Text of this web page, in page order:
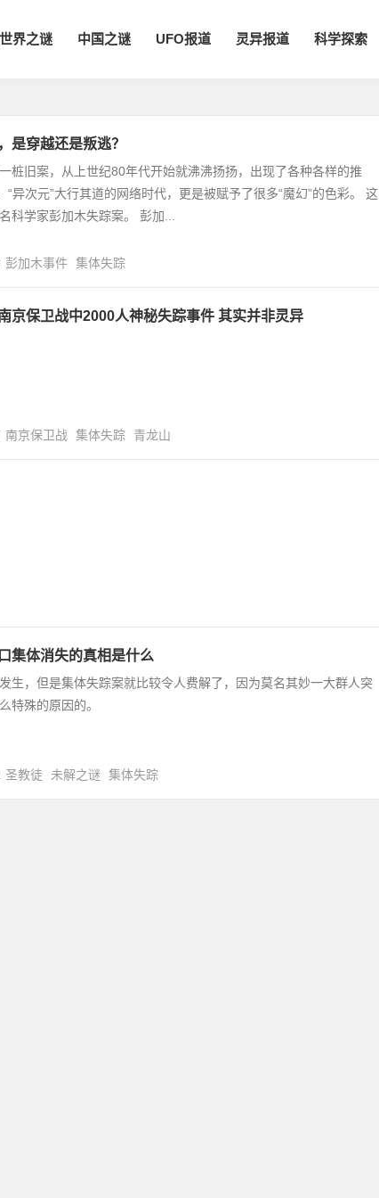
世界之谜 中国之谜 UFO报道 灵异报道 科学探索
是穿越还是叛逃？
桩旧案，从上世纪80年代开始就沸沸扬扬，出现了各种各样的推
“异次元”大行其道的网络时代，更是被赋予了很多“魔幻”的色彩。 这
科学家彭加木失踪案。 彭加...
彭加木事件 集体失踪
京保卫战中2000人神秘失踪事件 其实并非灵异
南京保卫战 集体失踪 青龙山
集体消失的真相是什么
生，但是集体失踪案就比较令人费解了，因为莫名其妙一大群人突
特殊的原因的。
圣教徒 未解之谜 集体失踪